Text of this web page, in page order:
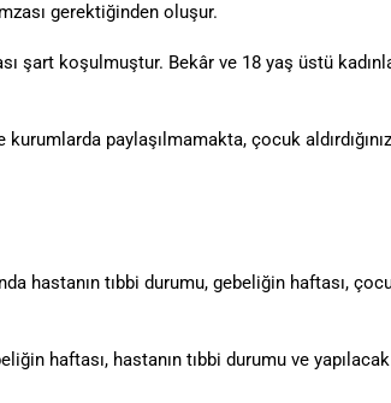
gerektiğinden oluşur.
şart koşulmuştur. Bekâr ve 18 yaş üstü
paylaşılmamakta, çocuk
hastanın tıbbi durumu, gebeliğin haftası,
haftası, hastanın tıbbi durumu ve